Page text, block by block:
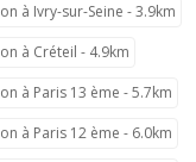
à Ivry-sur-Seine - 3.9km
à Créteil - 4.9km
à Paris 13 ème - 5.7km
à Paris 12 ème - 6.0km